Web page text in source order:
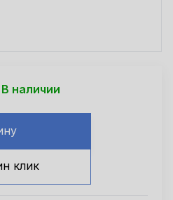
В наличии
клик